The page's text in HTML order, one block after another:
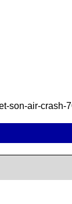
son-air-crash-